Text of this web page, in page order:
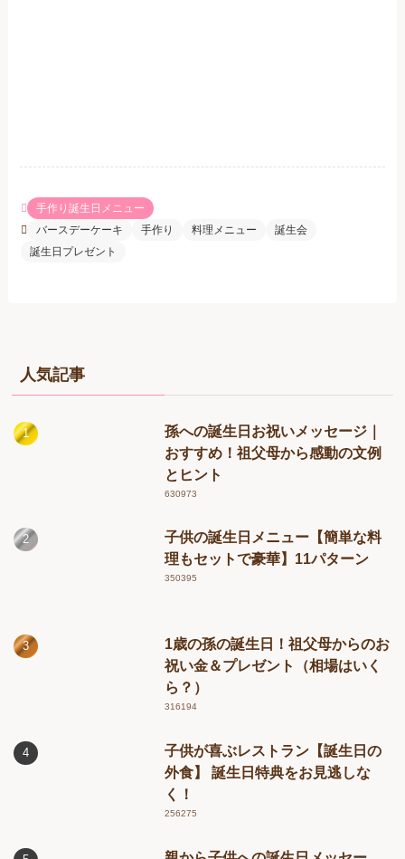
手作り誕生日メニュー
バースデーケーキ
手作り 料理メニュー
誕生会
誕生日プレゼント
人気記事
孫への誕生日お祝いメッセージ｜
おすすめ！祖父母から感動の文例
とヒント
630973
子供の誕生日メニュー【簡単な料
理もセットで豪華】11パターン
350395
1歳の孫の誕生日！祖父母からのお
祝い金＆プレゼント（相場はいく
ら？）
316194
子供が喜ぶレストラン【誕生日の
外食】 誕生日特典をお見逃しな
く！
256275